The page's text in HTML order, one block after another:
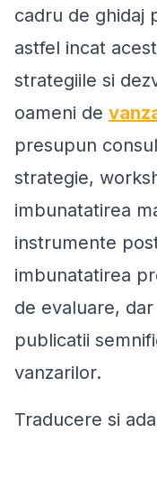
cadru de ghidaj
astfel incat
strategiile si
oameni de
presupun
strategie,
imbunatatirea
instrumente
imbunatatirea
de evaluare,
publicatii
vanzarilor.
Traducere si